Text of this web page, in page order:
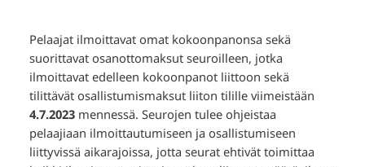
Pelaajat ilmoittavat omat kokoonpanonsa sekä
suorittavat osanottomaksut seuroilleen, jotka
ilmoittavat edelleen kokoonpanot liittoon sekä
tilittävät osallistumismaksut liiton tilille viimeistään
4.7.2023mennessä. Seurojen tulee ohjeistaa
pelaajiaan ilmoittautumiseen ja osallistumiseen
liittyvissä aikarajoissa, jotta seurat ehtivät toimittaa